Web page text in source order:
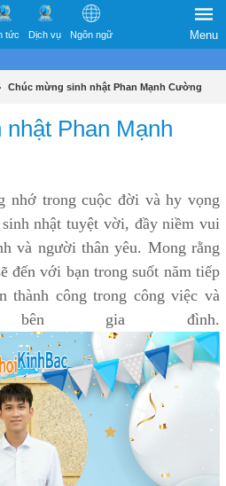
tức Dịch vụ Ngôn ngữ Menu
Chúc mừng sinh nhật Phan Mạnh Cường
Phan Mạnh
nhớ trong cuộc đời và hy vọng
nhật tuyệt vời, đầy niềm vui
và người thân yêu. Mong rằng
đến với bạn trong suốt năm tiếp
thành công trong công việc và
bên gia đình.